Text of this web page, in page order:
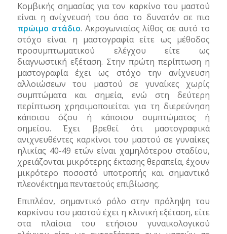
Κομβικής σημασίας για τον καρκίνο του μαστού
είναι η ανίχνευσή του όσο το δυνατόν σε πιο
πρώιμο στάδιο. Ακρογωνιαίος λίθος σε αυτό το
στόχο είναι η μαστογραφία είτε ως μέθοδος
προσυμπτωματικού ελέγχου είτε ως
διαγνωστική εξέταση. Στην πρώτη περίπτωση η
μαστογραφία έχει ως στόχο την ανίχνευση
αλλοιώσεων του μαστού σε γυναίκες χωρίς
συμπτώματα και σημεία, ενώ στη δεύτερη
περίπτωση χρησιμοποιείται για τη διερεύνηση
κάποιου όζου ή κάποιου συμπτώματος ή
σημείου. Έχει βρεθεί ότι μαστογραφικά
ανιχνευθέντες καρκίνοι του μαστού σε γυναίκες
ηλικίας 40-49 ετών είναι χαμηλότερου σταδίου,
χρειάζονται μικρότερης έκτασης θεραπεία, έχουν
μικρότερο ποσοστό υποτροπής και σημαντικό
πλεονέκτημα πενταετούς επιβίωσης.
Επιπλέον, σημαντικό ρόλο στην πρόληψη του
καρκίνου του μαστού έχει η κλινική εξέταση, είτε
στα πλαίσια του ετήσιου γυναικολογικού